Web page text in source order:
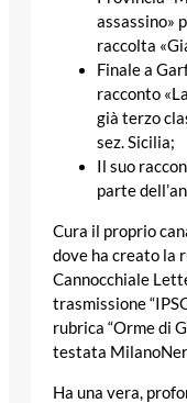
assassino»
raccolta
Finale a
racconto
già terzo
sez. Sicilia;
Il suo
parte
Cura il proprio
dove ha creato la
Cannocchiale
trasmissione
rubrica “Orme di
testata
Ha una vera,